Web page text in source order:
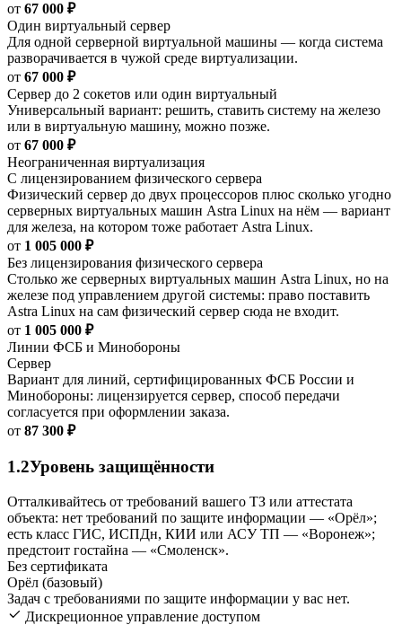
от 67 000 ₽
Один виртуальный сервер
Для одной серверной виртуальной машины — когда система
разворачивается в чужой среде виртуализации.
от 67 000 ₽
Сервер до 2 сокетов или один виртуальный
Универсальный вариант: решить, ставить систему на железо
или в виртуальную машину, можно позже.
от 67 000 ₽
Неограниченная виртуализация
С лицензированием физического сервера
Физический сервер до двух процессоров плюс сколько угодно
серверных виртуальных машин Astra Linux на нём — вариант
для железа, на котором тоже работает Astra Linux.
от 1 005 000 ₽
Без лицензирования физического сервера
Столько же серверных виртуальных машин Astra Linux, но на
железе под управлением другой системы: право поставить
Astra Linux на сам физический сервер сюда не входит.
от 1 005 000 ₽
Линии ФСБ и Минобороны
Сервер
Вариант для линий, сертифицированных ФСБ России и
Минобороны: лицензируется сервер, способ передачи
согласуется при оформлении заказа.
от 87 300 ₽
1.2Уровень защищённости
Отталкивайтесь от требований вашего ТЗ или аттестата
объекта: нет требований по защите информации — «Орёл»;
есть класс ГИС, ИСПДн, КИИ или АСУ ТП — «Воронеж»;
предстоит гостайна — «Смоленск».
Без сертификата
Орёл (базовый)
Задач с требованиями по защите информации у вас нет.
Дискреционное управление доступом